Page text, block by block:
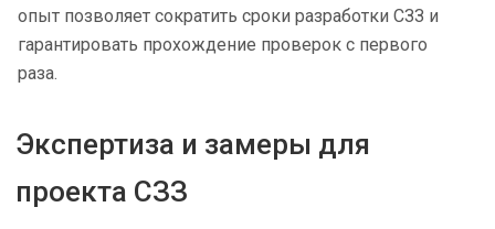
опыт позволяет сократить сроки разработки СЗЗ и
гарантировать прохождение проверок с первого
раза.
Экспертиза и замеры для
проекта СЗЗ